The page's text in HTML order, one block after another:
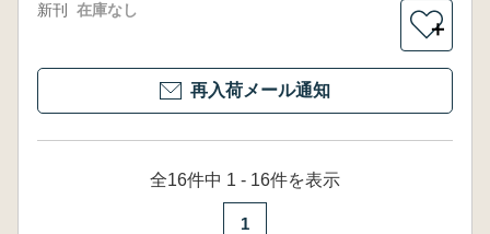
新刊 在庫なし
＋
再入荷メール通知
全16件中 1 - 16件を表示
1